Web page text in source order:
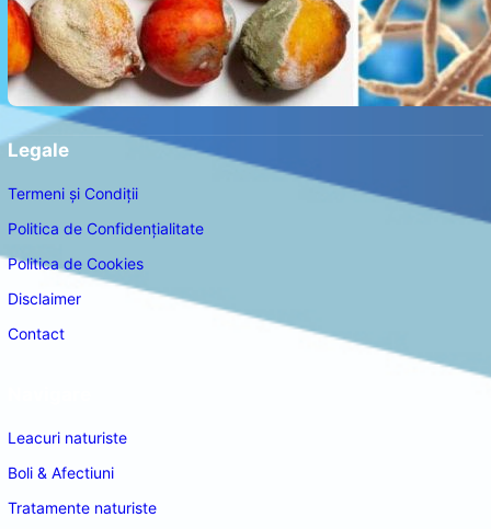
Legale
Termeni și Condiții
Politica de Confidențialitate
Politica de Cookies
Disclaimer
Contact
Leacuri naturiste
Boli & Afectiuni
Tratamente naturiste